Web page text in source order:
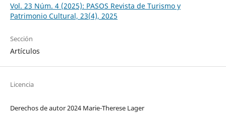
Vol. 23 Núm. 4 (2025): PASOS Revista de Turismo y
Patrimonio Cultural, 23(4), 2025
Sección
Artículos
Licencia
Derechos de autor 2024 Marie-Therese Lager